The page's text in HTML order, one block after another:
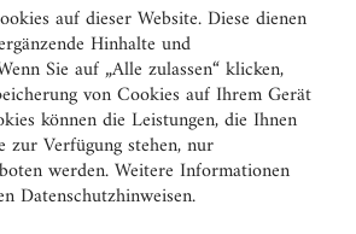
auf dieser Website. Diese dienen
Hinhalte und
Sie auf „Alle zulassen“ klicken,
von Cookies auf Ihrem Gerät
können die Leistungen, die Ihnen
zur Verfügung stehen, nur
werden. Weitere Informationen
Datenschutzhinweisen.